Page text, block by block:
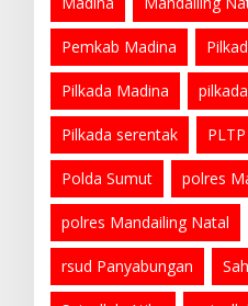
Pemkab Madina
Pilkada Madina
Pilkada serentak
Polda Sumut polres
polres Mandailing Natal
rsud Panyabungan